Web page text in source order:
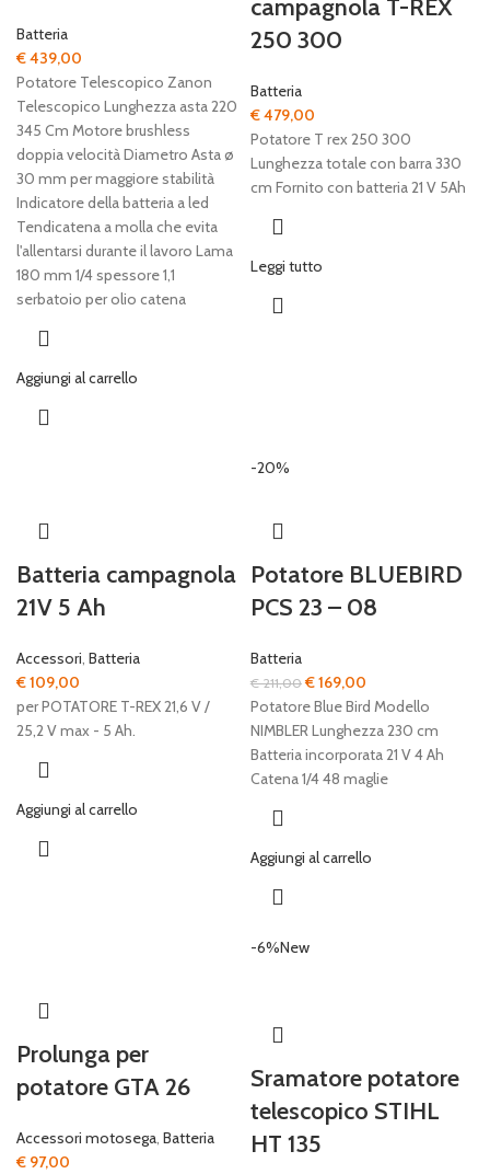
Batteria
€439,00
Potatore Telescopico Zanon
Telescopico Lunghezza asta 220
345 Cm Motore brushless
doppia velocità Diametro Asta ø
30 mm per maggiore stabilità
Indicatore della batteria a led
Tendicatena a molla che evita
l'allentarsi durante il lavoro Lama
180 mm 1/4 spessore 1,1
serbatoio per olio catena
Aggiungi al carrello
campagnola T-REX
250 300
Batteria
€479,00
Potatore T rex 250 300
Lunghezza totale con barra 330
cm Fornito con batteria 21 V 5Ah
Leggi tutto
Batteria campagnola
21V 5 Ah
Accessori Batteria
€109,00
per POTATORE T-REX 21,6 V /
25,2 V max - 5 Ah.
Aggiungi al carrello
-20%
Potatore BLUEBIRD
PCS 23 – 08
Batteria
€211,00Il
prezzo
originale
era:
€ 211,00.
€169,00
prezzo
attuale
è:
€ 169,00.
Potatore Blue Bird Modello
NIMBLER Lunghezza 230 cm
Batteria incorporata 21 V 4 Ah
Catena 1/4 48 maglie
Aggiungi al carrello
Prolunga per
potatore GTA 26
Accessori motosega Batteria
€ 97,00
-6%New
Sramatore potatore
telescopico STIHL
HT 135